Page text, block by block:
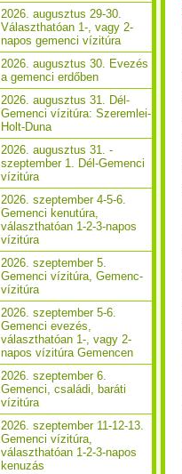
2026. augusztus 29-30.
Választhatóan 1-, vagy 2-
napos gemenci vízitúra
2026. augusztus 30. Evezés
a gemenci erdőben
2026. augusztus 31. Dél-
Gemenci vízitúra: Szeremlei-
Holt-Duna
2026. augusztus 31. -
szeptember 1. Dél-Gemenci
vízitúra
2026. szeptember 4-5-6.
Gemenci kenutúra,
választhatóan 1-2-3-napos
vízitúra
2026. szeptember 5.
Gemenci vízitúra, Gemenc-
vízitúra
2026. szeptember 5-6.
Gemenci evezés,
választhatóan 1-, vagy 2-
napos vízitúra Gemencen
2026. szeptember 6.
Gemenci, családi, baráti
vízitúra
2026. szeptember 11-12-13.
Gemenci vízitúra,
választhatóan 1-2-3-napos
kenuzás